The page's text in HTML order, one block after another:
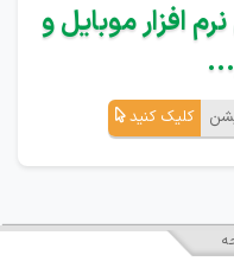
افزار موبایل و
کلیک کنید